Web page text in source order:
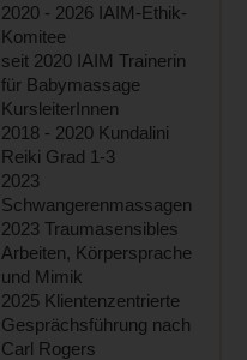
2020 - 2026 IAIM-Ethik-
Komitee
seit 2020 IAIM Trainerin
für Babymassage
KursleiterInnen
2018 - 2020 Kundalini
Reiki Grad 1-3
2023
Schwangerenmassagen
2023 Traumasensibles
Arbeiten, Körpersprache
und Mimik
2025 Klientenzentrierte
Gesprächsführung nach
Carl Rogers